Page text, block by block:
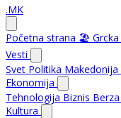
.MK
Početna strana 🏖️ Grcka
Vesti
Svet Politika Makedonija
Ekonomija
Tehnologija Biznis Berza
Kultura